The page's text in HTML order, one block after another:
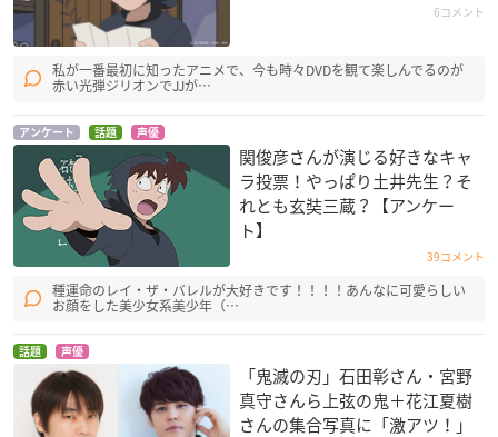
6コメント
私が一番最初に知ったアニメで、今も時々DVDを観て楽しんでるのが
赤い光弾ジリオンでJJが…
アンケート 話題 声優
関俊彦さんが演じる好きなキャ
ラ投票！やっぱり土井先生？そ
れとも玄奘三蔵？【アンケー
ト】
39コメント
種運命のレイ・ザ・バレルが大好きです！！！！あんなに可愛らしい
お顔をした美少女系美少年（…
話題 声優
「鬼滅の刃」石田彰さん・宮野
真守さんら上弦の鬼＋花江夏樹
さんの集合写真に「激アツ！」